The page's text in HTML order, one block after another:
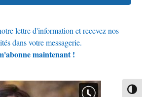
lettre d'information et recevez nos
dans votre messagerie.
maintenant !